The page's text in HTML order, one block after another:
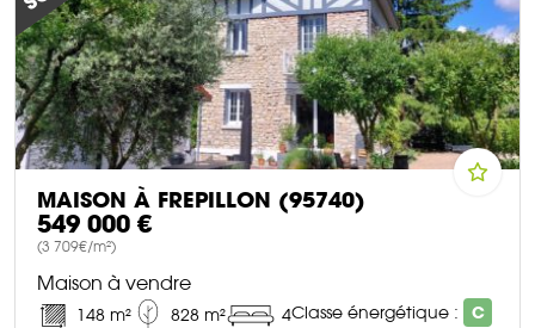
MAISON À FREPILLON (95740)
549 000 €
(3 709€/m²)
Maison à vendre
148 m² 828 m² 4Classe énergétique : C